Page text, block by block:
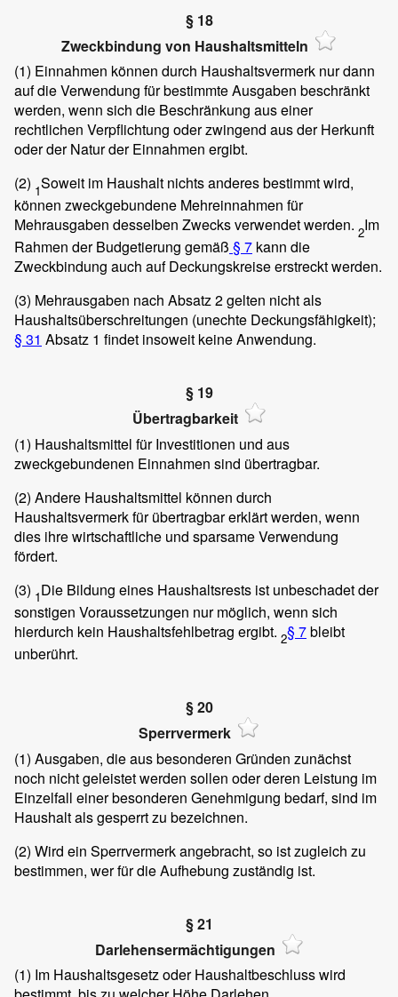
§ 18
Zweckbindung von Haushaltsmitteln
(1) Einnahmen können durch Haushaltsvermerk nur dann
auf die Verwendung für bestimmte Ausgaben beschränkt
werden, wenn sich die Beschränkung aus einer
rechtlichen Verpflichtung oder zwingend aus der Herkunft
oder der Natur der Einnahmen ergibt.
(2) 1Soweit im Haushalt nichts anderes bestimmt wird,
können zweckgebundene Mehreinnahmen für
Mehrausgaben desselben Zwecks verwendet werden. 2Im
Rahmen der Budgetierung gemäß § 7 kann die
Zweckbindung auch auf Deckungskreise erstreckt werden.
(3) Mehrausgaben nach Absatz 2 gelten nicht als
Haushaltsüberschreitungen (unechte Deckungsfähigkeit);
§ 31 Absatz 1 findet insoweit keine Anwendung.
§ 19
Übertragbarkeit
(1) Haushaltsmittel für Investitionen und aus
zweckgebundenen Einnahmen sind übertragbar.
(2) Andere Haushaltsmittel können durch
Haushaltsvermerk für übertragbar erklärt werden, wenn
dies ihre wirtschaftliche und sparsame Verwendung
fördert.
(3) 1Die Bildung eines Haushaltsrests ist unbeschadet der
sonstigen Voraussetzungen nur möglich, wenn sich
hierdurch kein Haushaltsfehlbetrag ergibt. 2§ 7bleibt
unberührt.
§ 20
Sperrvermerk
(1) Ausgaben, die aus besonderen Gründen zunächst
noch nicht geleistet werden sollen oder deren Leistung im
Einzelfall einer besonderen Genehmigung bedarf, sind im
Haushalt als gesperrt zu bezeichnen.
(2) Wird ein Sperrvermerk angebracht, so ist zugleich zu
bestimmen, wer für die Aufhebung zuständig ist.
§ 21
Darlehensermächtigungen
(1) Im Haushaltsgesetz oder Haushaltbeschluss wird